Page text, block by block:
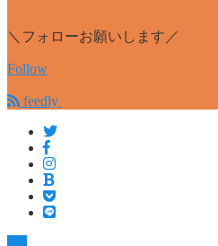
＼フォローお願いします／
Follow
feedly